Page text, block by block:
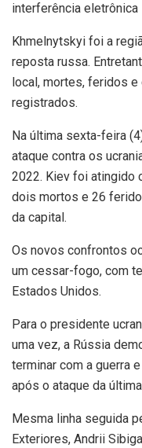
interferência eletrônica
Khmelnytskyi foi a
reposta russa.
local, mortes, feridos
registrados.
Na última sexta-feira
ataque contra os
2022. Kiev foi atingido
dois mortos e 26
da capital.
Os novos confrontos
um cessar-fogo, com
Estados Unidos.
Para o presidente
uma vez, a Rússia
terminar com a guerra
após o ataque da
Mesma linha seguida
Exteriores, Andrii